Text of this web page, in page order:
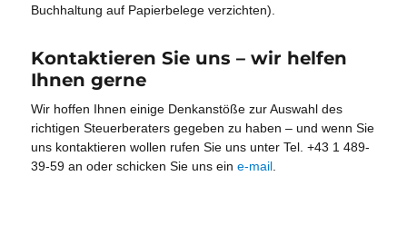
Buchhaltung auf Papierbelege verzichten).
Kontaktieren Sie uns – wir helfen
Ihnen gerne
Wir hoffen Ihnen einige Denkanstöße zur Auswahl des
richtigen Steuerberaters gegeben zu haben – und wenn Sie
uns kontaktieren wollen rufen Sie uns unter Tel. +43 1 489-
39-59 an oder schicken Sie uns eine-mail